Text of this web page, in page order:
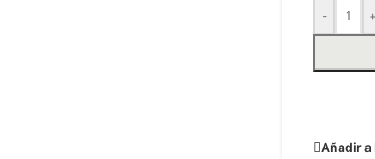
- +
Añadir a